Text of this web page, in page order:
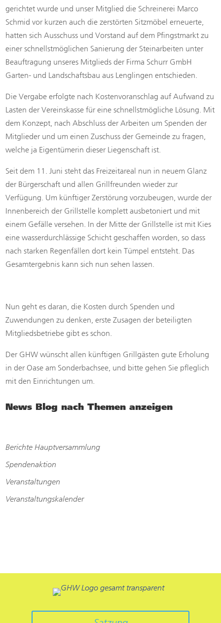
gerichtet wurde und unser Mitglied die Schreinerei Marco
Schmid vor kurzen auch die zerstörten Sitzmöbel erneuerte,
hatten sich Ausschuss und Vorstand auf dem Pfingstmarkt zu
einer schnellstmöglichen Sanierung der Steinarbeiten unter
Beauftragung unseres Mitglieds der Firma Schurr GmbH
Garten- und Landschaftsbau aus Lenglingen entschieden.
Die Vergabe erfolgte nach Kostenvoranschlag auf Aufwand zu
Lasten der Vereinskasse für eine schnellstmögliche Lösung. Mit
dem Konzept, nach Abschluss der Arbeiten um Spenden der
Mitglieder und um einen Zuschuss der Gemeinde zu fragen,
welche ja Eigentümerin dieser Liegenschaft ist.
Seit dem 11. Juni steht das Freizeitareal nun in neuem Glanz
der Bürgerschaft und allen Grillfreunden wieder zur
Verfügung. Um künftiger Zerstörung vorzubeugen, wurde der
Innenbereich der Grillstelle komplett ausbetoniert und mit
einem Gefälle versehen. In der Mitte der Grillstelle ist mit Kies
eine wasserdurchlässige Schicht geschaffen worden, so dass
nach starken Regenfällen dort kein Tümpel entsteht. Das
Gesamtergebnis kann sich nun sehen lassen.
Nun geht es daran, die Kosten durch Spenden und
Zuwendungen zu denken, erste Zusagen der beteiligten
Mitgliedsbetriebe gibt es schon.
Der GHW wünscht allen künftigen Grillgästen gute Erholung
in der Oase am Sonderbachsee, und bitte gehen Sie pfleglich
mit den Einrichtungen um.
News Blog nach Themen anzeigen
Berichte Hauptversammlung
Spendenaktion
Veranstaltungen
Veranstaltungskalender